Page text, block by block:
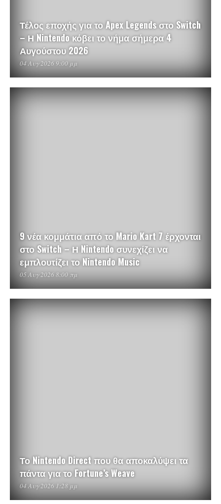
Τέλος εποχής για το Apex Legends στο Switch
– Η Nintendo κόβει το νήμα σήμερα 4
Αυγούστου 2026
04 Αυγ 2026 9:00 μμ
9 νέα κομμάτια από το Mario Kart 7 έρχονται
στο Switch – Η Nintendo συνεχίζει να
εμπλουτίζει το Nintendo Music
05 Αυγ 2026 8:00 πμ
Το Nintendo Direct που θα αποκαλύψει τα
πάντα για το Fortune’s Weave
04 Αυγ 2026 1:28 μμ